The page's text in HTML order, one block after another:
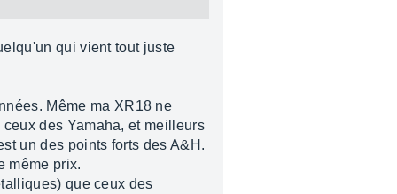
qui vient tout juste
Même ma XR18 ne
des Yamaha, et meilleurs
un des points forts des A&H.
même prix.
que ceux des